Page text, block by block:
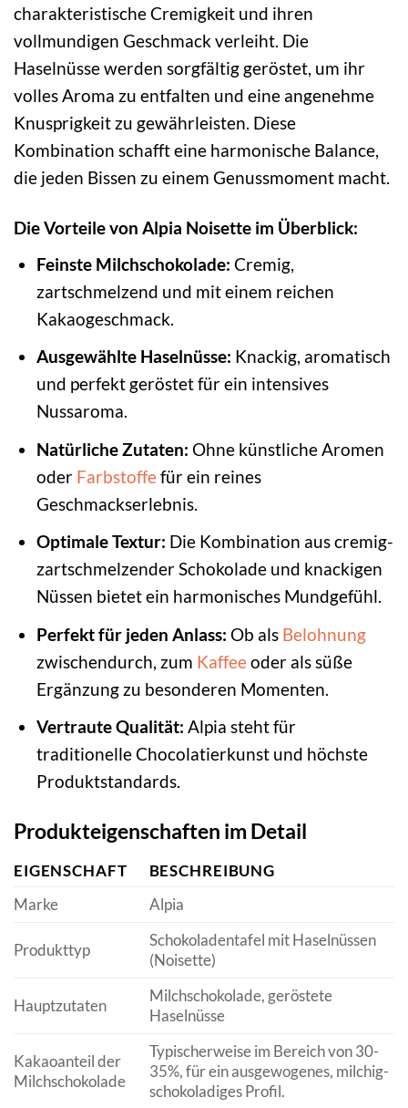
charakteristische Cremigkeit und ihren
vollmundigen Geschmack verleiht. Die
Haselnüsse werden sorgfältig geröstet, um ihr
volles Aroma zu entfalten und eine angenehme
Knusprigkeit zu gewährleisten. Diese
Kombination schafft eine harmonische Balance,
die jeden Bissen zu einem Genussmoment macht.
Die Vorteile von Alpia Noisette im Überblick:
Feinste Milchschokolade: Cremig,
zartschmelzend und mit einem reichen
Kakaogeschmack.
Ausgewählte Haselnüsse: Knackig, aromatisch
und perfekt geröstet für ein intensives
Nussaroma.
Natürliche Zutaten: Ohne künstliche Aromen
oder Farbstoffefür ein reines
Geschmackserlebnis.
Optimale Textur: Die Kombination aus cremig-
zartschmelzender Schokolade und knackigen
Nüssen bietet ein harmonisches Mundgefühl.
Perfekt für jeden Anlass: Ob als Belohnung
zwischendurch, zum Kaffeeoder als süße
Ergänzung zu besonderen Momenten.
Vertraute Qualität: Alpia steht für
traditionelle Chocolatierkunst und höchste
Produktstandards.
Produkteigenschaften im Detail
EIGENSCHAFT
BESCHREIBUNG
Marke
Alpia
Produkttyp
Schokoladentafel mit Haselnüssen
(Noisette)
Hauptzutaten
Milchschokolade, geröstete
Haselnüsse
Kakaoanteil der
Milchschokolade
Typischerweise im Bereich von 30-
35%, für ein ausgewogenes, milchig-
schokoladiges Profil.